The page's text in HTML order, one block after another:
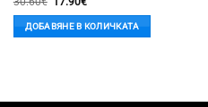
was:
30.60€.
е:
17.90€.
ДОБАВЯНЕ В КОЛИЧКАТА